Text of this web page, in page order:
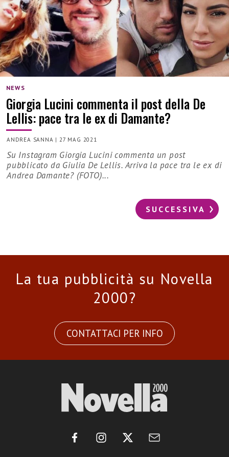
NEWS
Giorgia Lucini commenta il post della De
Lellis: pace tra le ex di Damante?
ANDREA SANNA | 27 MAG 2021
Su Instagram Giorgia Lucini commenta un post
pubblicato da Giulia De Lellis. Arriva la pace tra le ex di
Andrea Damante? (FOTO)...
SUCCESSIVA
La tua pubblicità su Novella
2000?
CONTATTACI PER INFO